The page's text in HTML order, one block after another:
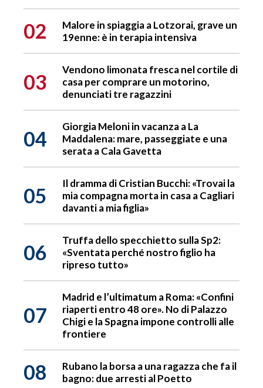
02
Malore in spiaggia a Lotzorai, grave un
19enne: è in terapia intensiva
03
Vendono limonata fresca nel cortile di
casa per comprare un motorino,
denunciati tre ragazzini
04
Giorgia Meloni in vacanza a La
Maddalena: mare, passeggiate e una
serata a Cala Gavetta
05
Il dramma di Cristian Bucchi: «Trovai la
mia compagna morta in casa a Cagliari
davanti a mia figlia»
06
Truffa dello specchietto sulla Sp2:
«Sventata perché nostro figlio ha
ripreso tutto»
07
Madrid e l’ultimatum a Roma: «Confini
riaperti entro 48 ore». No di Palazzo
Chigi e la Spagna impone controlli alle
frontiere
08
Rubano la borsa a una ragazza che fa il
bagno: due arresti al Poetto